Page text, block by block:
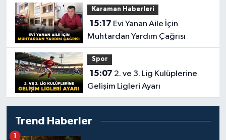
Karaman Haberleri
15:17
Muhtardan Yardım Çağrısı
Spor
15:07
Gelişim Ligleri Ayarı
Trend Haberler
1